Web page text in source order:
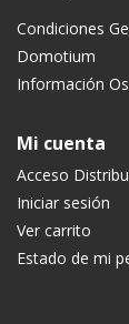
Condiciones
Domotium
Información
Mi cuenta
Acceso
Iniciar sesión
Ver carrito
Estado de mi